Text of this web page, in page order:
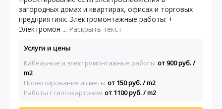
загородных домах и квартирах, офисах и торговых
предприятиях. Электромонтажные работы: +
Электромон ... Раскрыть текст
Услуги и цены
Кабельные и электромонтажные работы от 900 руб. /
m2
Проектирование и сметы от 150 руб. / m2
Работы с гипсокартоном от 1100 руб. / m2